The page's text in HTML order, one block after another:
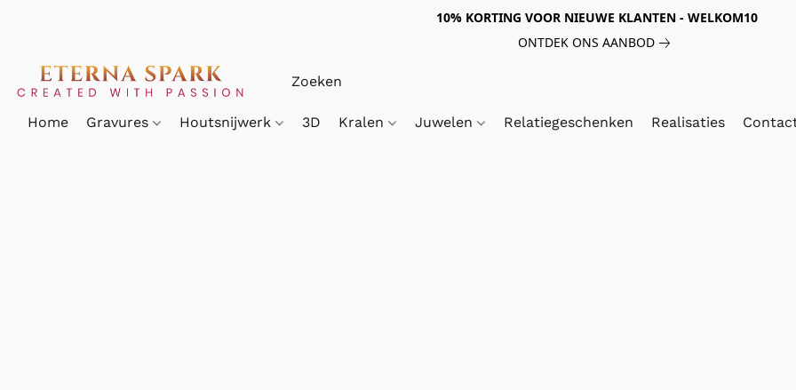
10% KORTING VOOR NIEUWE KLANTEN - WELKOM10
ONTDEK ONS AANBOD
Home Gravures Houtsnijwerk 3D Kralen Juwelen Relatiegeschenken Realisaties